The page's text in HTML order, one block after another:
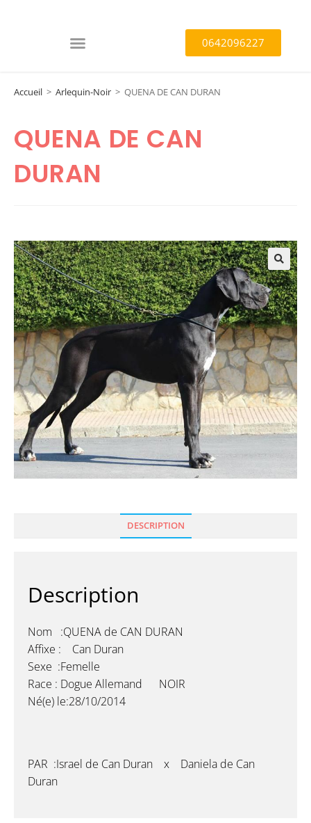
0642096227
Accueil > Arlequin-Noir > QUENA DE CAN DURAN
QUENA DE CAN
DURAN
🔍
DESCRIPTION
Description
Nom :QUENA de CAN DURAN
Affixe : Can Duran
Sexe :Femelle
Race : Dogue Allemand NOIR
Né(e) le:28/10/2014
PAR :Israel de Can Duran x Daniela de Can
Duran